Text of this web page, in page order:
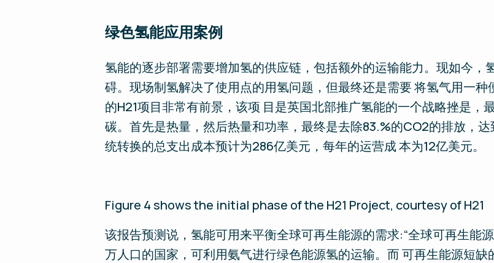
绿色氢能应用案例
氢能的逐步部署需要增加氢的供应链，包括额外的运输能力。现如今，
碍。现场制氢解决了使用点的用氢问题，但最终还是需要 将氢气用一
的H21项目非常有前景，该项 目是英国北部推广氢能的一个战略挫是，
碳。首先是热量，然后热量和功率，最终是去除83.%的CO2的排放，
统转换的总支出成本预计为286亿美元，每年的运营成 本为12亿美元。
Figure 4 shows the initial phase of the H21 Project, courtesy of H21
该报告预测说，氢能可用来平衡全球可再生能源的需求:“全球可再生能
万人口的国家，可利用氨气进行绿色能源氢的运输。而 可再生能源短